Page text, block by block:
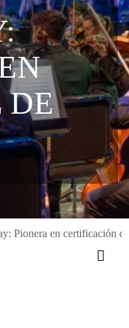
DE
Pionera en certificación